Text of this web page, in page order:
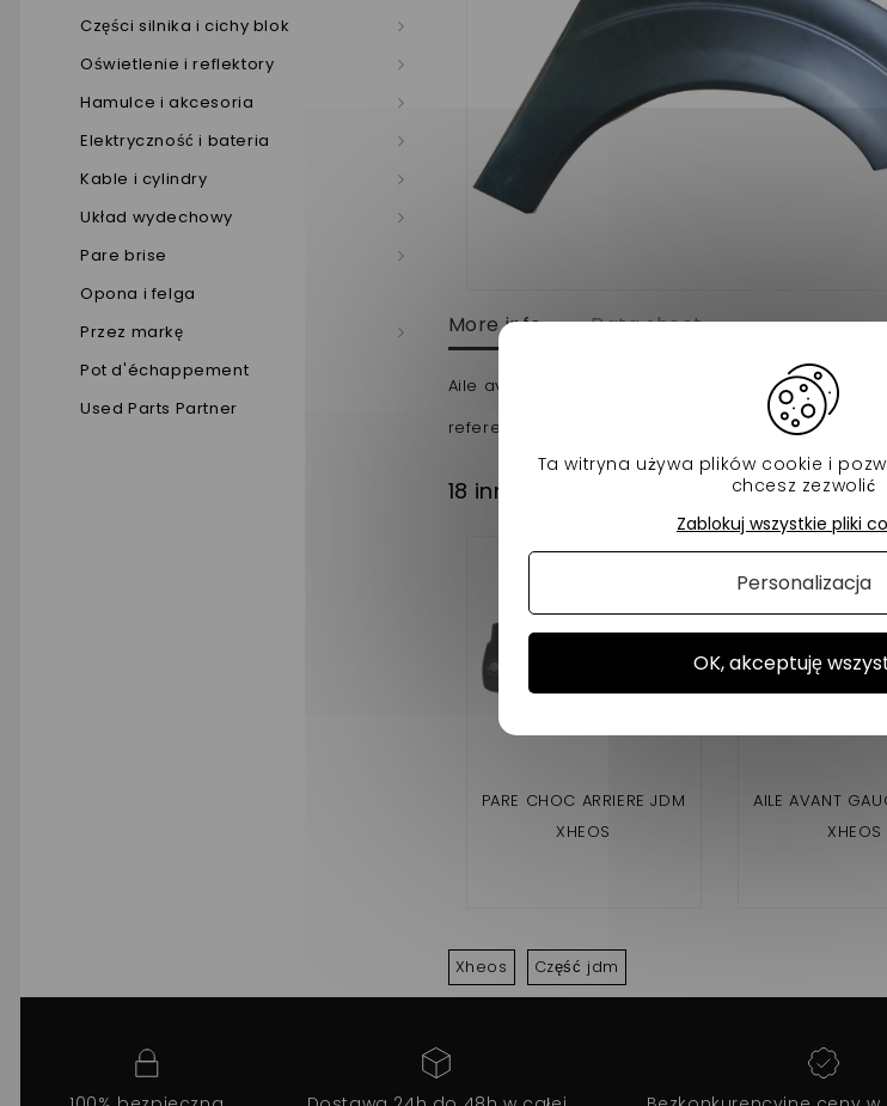
Części silnika i cichy blok
Oświetlenie i reflektory
Hamulce i akcesoria
Elektryczność i bateria
Kable i cylindry
Układ wydechowy
Pare brise
Opona i felga
Przez markę
Pot d'échappement
Used Parts Partner
More info Data sheet
Aile avant passager jdm xheos pour voiture sans
reference d'origine 1141007
18 innych produktów w tej samej
PARE CHOC ARRIERE JDM
XHEOS
AILE AVANT
XHEOS
Xheos Część jdm
Ta witryna używa plików cookie i
chcesz zezwolić
OK, akceptuję
Zablokuj wszystkie pliki
Personalizacja